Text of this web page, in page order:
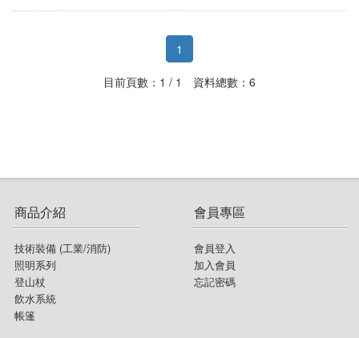
襪子
保暖頭巾
鈦鍋
登山背包(未滿30L)
腰包 零錢包 小物袋
側背包
戰術背包
背架式背包
休閒背包
頭燈
旋轉扣
飲水系統
水壺水袋週邊
吸管水袋
衛浴帳
帳篷週邊
天幕 地布
吊床與吊床週邊
睡眠用具週邊
行軍床
露宿袋
枕頭
不鏽鋼鍋
鋁合金鍋
聚熱強效鍋 效率系統鍋
茶壺
煎盤 烤盤
瓦斯爐
瓦斯
卡式爐
汽化爐
柴火爐 焚火台
餐廚用具
匙叉筷
鍋杓鏟
餐廚網
杯子
食品類
戶外傢俱
桌
椅
戶外3C裝備
戶外配件 其它
1
目前頁數：1 / 1 資料總數：6
商品介紹
技術裝備 (工業/消防)
照明系列
登山杖
飲水系統
帳篷
會員專區
會員登入
加入會員
忘記密碼